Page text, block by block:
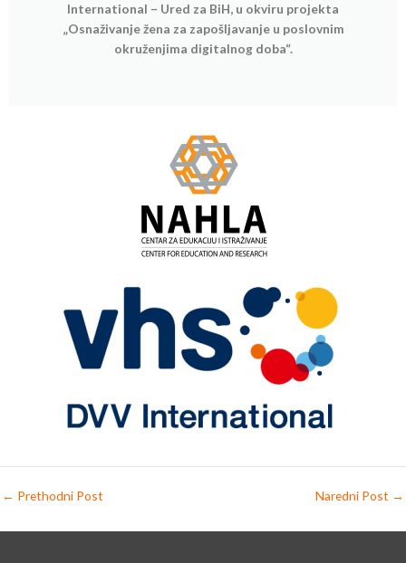
International – Ured za BiH, u okviru projekta
„Osnaživanje žena za zapošljavanje u poslovnim
okruženjima digitalnog doba“.
← Prethodni Post Naredni Post →